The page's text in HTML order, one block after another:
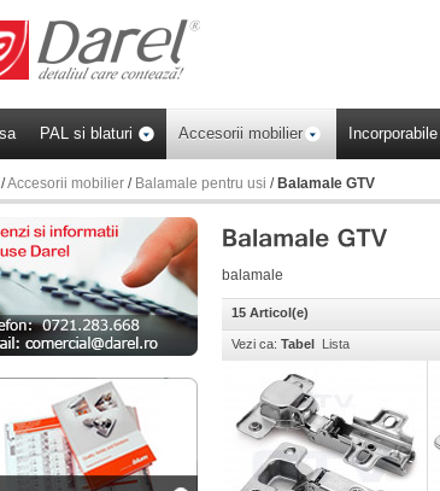
balamale
15 Articol(e)
Vezi ca: Tabel Lista
PAL si blaturi Accesorii mobilier Incorporabile
/Accesorii mobilier / Balamale pentru usi / Balamale GTV